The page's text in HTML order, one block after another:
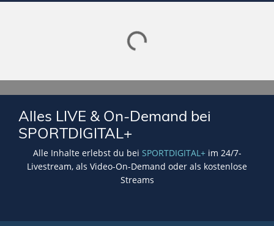
Lade SPORTDIGITAL+ Mediathek
Alles LIVE & On-Demand bei
SPORTDIGITAL+
Alle Inhalte erlebst du bei SPORTDIGITAL+im 24/7-
Livestream, als Video-On-Demand oder als kostenlose
Streams